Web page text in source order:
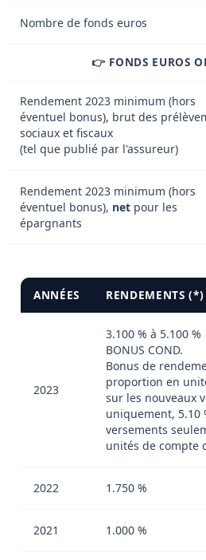
Nombre de fonds euros
👉 FONDS EUROS
Rendement 2023 minimum (hors
éventuel bonus), brut des
sociaux et fiscaux
(tel que publié par l'assureur)
Rendement 2023 minimum (hors
éventuel bonus), net pour les
épargnants
ANNÉES RENDEMENTS (*)
2023
3.100 % à 5.100 %
BONUS COND.
Bonus de
proportion en
sur les nouveaux
uniquement, 5.10
versements
unités de compte
2022 1.750 %
2021 1.000 %